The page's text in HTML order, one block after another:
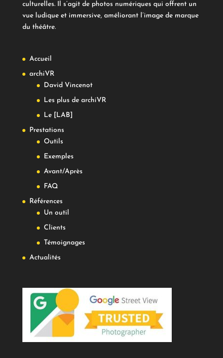
culturelles. Il s’agit de photos numériques qui offrent un
vue ludique et immersive, améliorant l’image de marque
du théâtre.
Accueil
archiVR
David Vincenot
Les plus de archiVR
Le [LAB]
Prestations
Outils
Exemples
Avant/Après
FAQ
Références
Un outil
Clients
Témoignages
Actualités